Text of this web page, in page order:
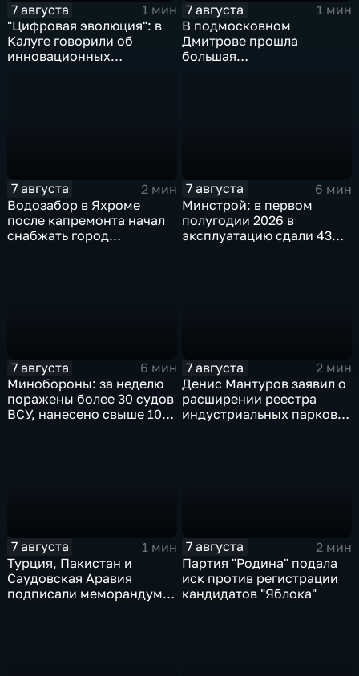
7 августа
1 мин
"Цифровая эволюция": в
Калуге говорили об
инновационных
7 августа
1 мин
В подмосковном
Дмитрове прошла
большая
7 августа
2 мин
Водозабор в Яхроме
после капремонта начал
снабжать город
7 августа
6 мин
Минстрой: в первом
полугодии 2026 в
эксплуатацию сдали 43
7 августа
6 мин
Минобороны: за неделю
поражены более 30 судов
ВСУ, нанесено свыше 10
7 августа
2 мин
Денис Мантуров заявил о
расширении реестра
индустриальных парков в
7 августа
1 мин
Турция, Пакистан и
Саудовская Аравия
подписали меморандум о
7 августа
2 мин
Партия "Родина" подала
иск против регистрации
кандидатов "Яблока"